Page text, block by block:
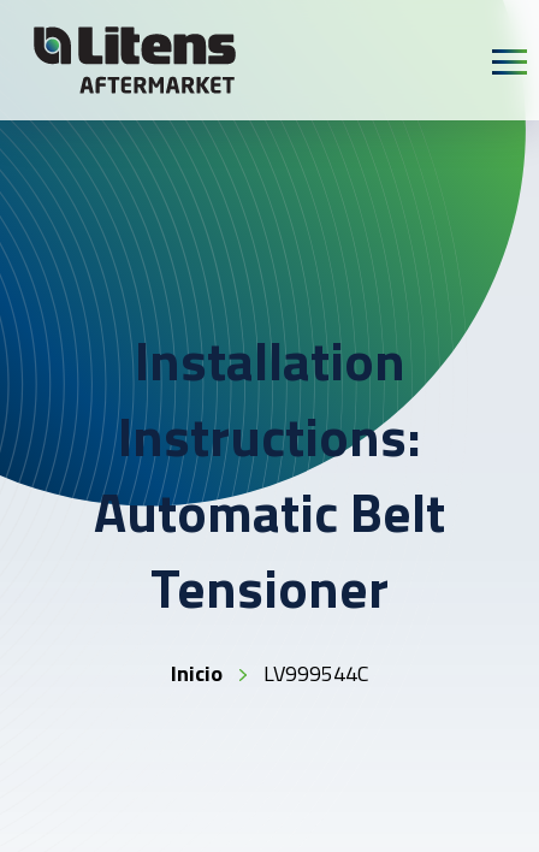
Installation
Instructions:
Automatic Belt
Tensioner
Inicio LV999544C